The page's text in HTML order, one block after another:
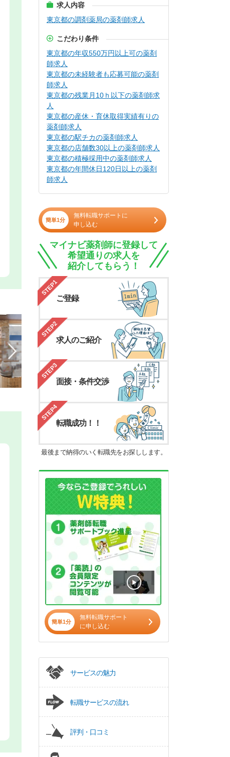
求人内容
東京都の調剤薬局の薬剤師求人
こだわり条件
東京都の年収550万円以上可の薬剤
師求人
東京都の未経験者も応募可能の薬剤
師求人
東京都の残業月10ｈ以下の薬剤師求
人
東京都の産休・育休取得実績有りの
薬剤師求人
東京都の駅チカの薬剤師求人
東京都の店舗数30以上の薬剤師求人
東京都の積極採用中の薬剤師求人
東京都の年間休日120日以上の薬剤
師求人
簡単1分
無料転職サポートに
申し込む
マイナビ薬剤師に登録して
希望通りの求人を
紹介してもらう！
STEP1
ご登録
STEP2
求人のご紹介
STEP3
面接・条件交渉
STEP4
転職成功！！
最後まで納得のいく転職先をお探しします。
簡単1分
無料転職サポート
に申し込む
サービスの魅力
転職サービスの流れ
評判・口コミ